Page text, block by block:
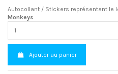
Autocollant / Stickers représentant le
Monkeys
Ajouter au panier